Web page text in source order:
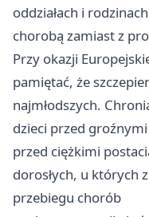
oddziałach i
chorobą zamiast z
Przy okazji
pamiętać, że
najmłodszych.
dzieci przed
przed ciężkimi
dorosłych, u których
przebiegu chorób